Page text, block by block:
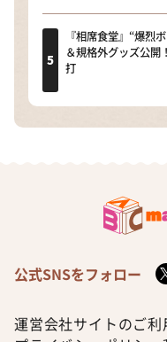
『相席食堂』“爆烈
＆規格外グッズ公開
打
公式SNSをフォロー
運営会社サイトのご利